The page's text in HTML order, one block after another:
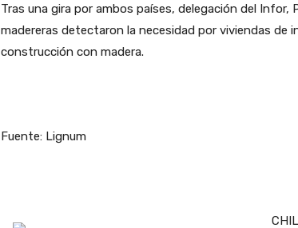
Tras una gira por ambos países, delegación del Infor,
madereras detectaron la necesidad por viviendas de
construcción con madera.
Fuente: Lignum